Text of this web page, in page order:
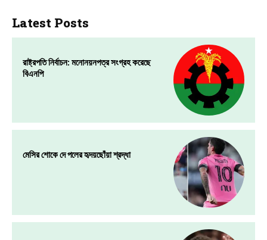
Latest Posts
রাষ্ট্রপতি নির্বাচন: মনোনয়নপত্র সংগ্রহ করেছে
বিএনপি
মেসির শোকে দে পলের হৃদয়ছোঁয়া শ্রদ্ধা